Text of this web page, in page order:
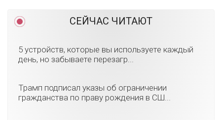
СЕЙЧАС ЧИТАЮТ
5 устройств, которые вы используете каждый
день, но забываете перезагр...
Трамп подписал указы об ограничении
гражданства по праву рождения в СШ...